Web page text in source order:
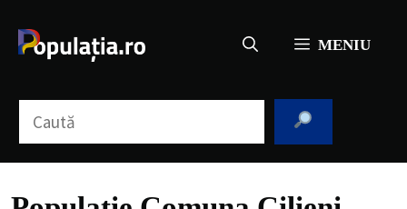
conținut
MENIU